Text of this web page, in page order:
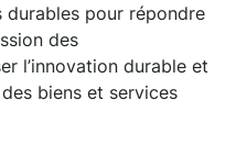
pour répondre
des
l’innovation durable et
biens et services